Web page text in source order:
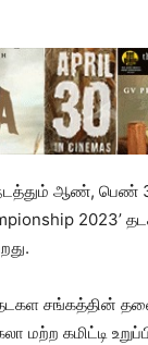
ஆண், பெண்
2023’
சங்கத்தின்
மற்ற கமிட்டி